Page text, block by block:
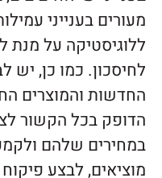
מעורים בענייני
ללוגיסטיקה על מנת
לחיסכון. כמו כן, יש
החדשות והמוצרים
הדופק בכל הקשור
במחירים שלהם
מוציאים, לבצע